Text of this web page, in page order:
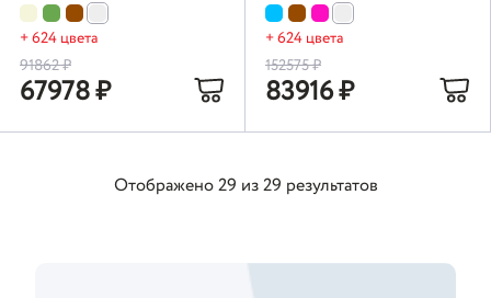
+ 624 цвета
91862₽
67978₽
+ 624 цвета
152575₽
83916₽
Отображено29 из29 результатов